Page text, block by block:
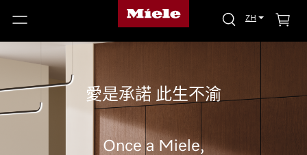
ZH
愛是承諾 此生不渝
Once a Miele,